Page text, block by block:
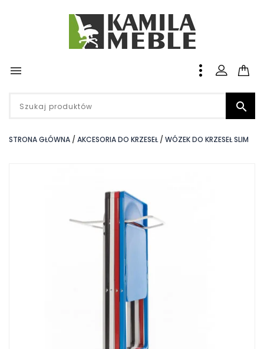


STRONA GŁÓWNA AKCESORIA DO KRZESEŁ WÓZEK DO KRZESEŁ SLIM